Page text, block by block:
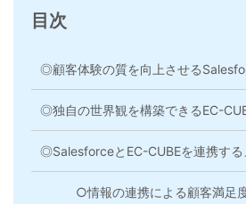
目次
◎顧客体験の質を向上させる
◎独自の世界観を構築できるEC-
◎SalesforceとEC-CUBEを連携する
○情報の連携による顧客満足